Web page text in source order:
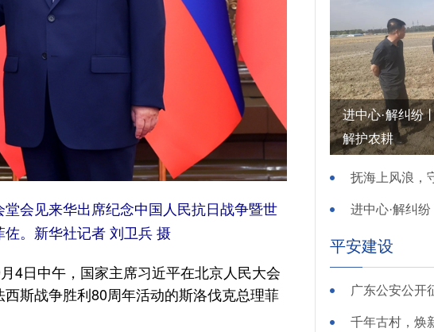
会见来华出席纪念中国人民抗日战争暨世
。新华社记者 刘卫兵 摄
日中午，国家主席习近平在北京人民大会
斯战争胜利80周年活动的斯洛伐克总理菲
进中心·解纠纷
解护农耕
平安建设
千年古村，焕